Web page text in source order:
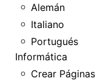
Alemán
Italiano
Portugués
Informática
Crear Páginas